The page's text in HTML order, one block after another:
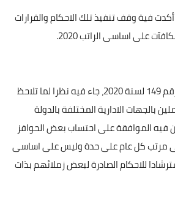
أكدت فية وقف تنفيذ تلك الاحكام والقرارات
على اساسى الراتب 2020.
جاء ذلك في كتابا دوريا رقم 149 لسنة 2020، جاء فيه نظرا لما تلاحظ
بالجهات الادارية المختلفة بالدولة
فيه الموافقة على احتساب بعض الحوافز
مرتب كل عام على حدة وليس على اساسى
وذلك استرشادا للاحكام الصادرة لبعض زملائهم بذات